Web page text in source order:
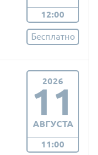
12:00
Бесплатно
2026
11
АВГУСТА
11:00